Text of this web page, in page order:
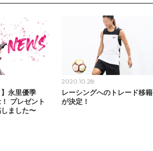
】永里優季
プレゼント
ました〜
2020.10.28
レーシングへのトレード移籍
が決定！